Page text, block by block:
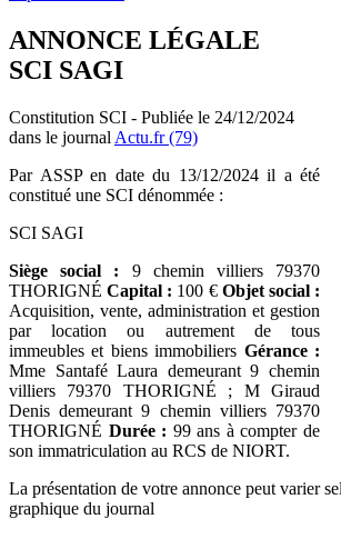
ANNONCE LÉGALE
SCI SAGI
Constitution SCI - Publiée le 24/12/2024
dans le journal Actu.fr (79)
Par ASSP en date du 13/12/2024 il a été
constitué une SCI dénommée :
SCI SAGI
Siège social : 9 chemin villiers 79370
THORIGNÉCapital : 100 € Objet social :
Acquisition, vente, administration et gestion
par location ou autrement de tous
immeubles et biens immobiliers Gérance :
Mme Santafé Laura demeurant 9 chemin
villiers 79370 THORIGNÉ ; M Giraud
Denis demeurant 9 chemin villiers 79370
THORIGNÉ Durée : 99 ans à compter de
son immatriculation au RCS de NIORT.
La présentation de votre annonce peut varier
graphique du journal